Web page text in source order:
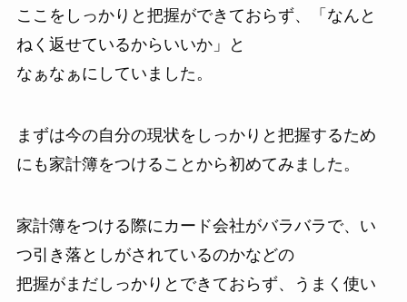
ここをしっかりと把握ができておらず、「なんと
ねく返せているからいいか」と
なぁなぁにしていました。
まずは今の自分の現状をしっかりと把握するため
にも家計簿をつけることから初めてみました。
家計簿をつける際にカード会社がバラバラで、い
つ引き落としがされているのかなどの
把握がまだしっかりとできておらず、うまく使い